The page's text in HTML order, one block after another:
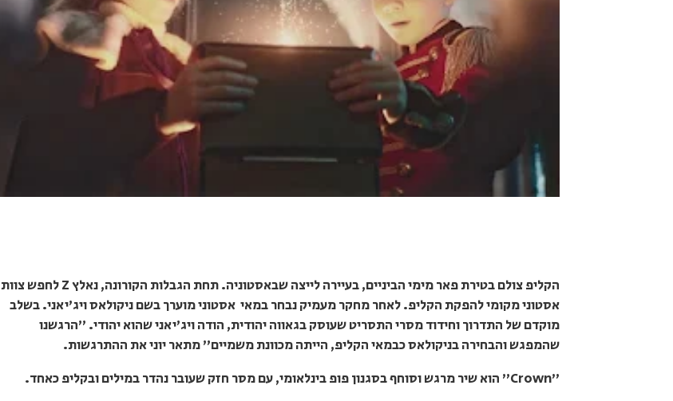
הקליפ צולם בטירת פאר מימי הביניים, בעיירה לייצה שבאסטוניה. תחת הגבלות הקורונה, נאלץ Z לחפש צוות
אסטוני מקומי להפקת הקליפ. לאחר מחקר מעמיק נבחר במאי אסטוני מוערך בשם ניקולאס ויג'יאני. בשלב
מוקדם של התדרוך וחידוד מסרי התסריט שעוסק בגאווה יהודית, הודה ויג'יאני שהוא יהודי. "הרגשנו
שהמפגש והבחירה בניקולאס כבמאי הקליפ, הייתה מכוונת משמיים" מתאר יוני את ההתרגשות.
"Crown" הוא שיר מרגש וסוחף בסגנון פופ בינלאומי, עם מסר חזק שעובר נהדר במילים ובקליפ כאחד.